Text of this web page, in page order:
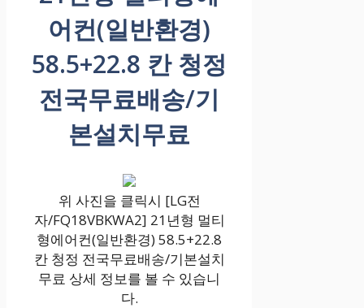
어컨(일반환경)
58.5+22.8 칸 청정
전국무료배송/기
본설치무료
위 사진을 클릭시 [LG전
자/FQ18VBKWA2] 21년형 멀티
형에어컨(일반환경) 58.5+22.8
칸 청정 전국무료배송/기본설치
무료 상세 정보를 볼 수 있습니
다.